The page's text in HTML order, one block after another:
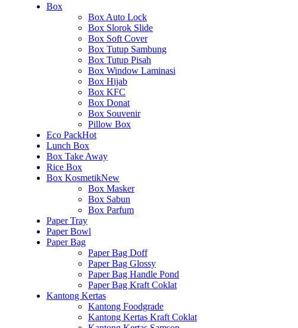
Box
Box Auto Lock
Box Slorok Slide
Box Soft Cover
Box Tutup Sambung
Box Tutup Pisah
Box Window Laminasi
Box Hijab
Box KFC
Box Donat
Box Souvenir
Pillow Box
Eco PackHot
Lunch Box
Box Take Away
Rice Box
Box KosmetikNew
Box Masker
Box Sabun
Box Parfum
Paper Tray
Paper Bowl
Paper Bag
Paper Bag Doff
Paper Bag Glossy
Paper Bag Handle Pond
Paper Bag Kraft Coklat
Kantong Kertas
Kantong Foodgrade
Kantong Kertas Kraft Coklat